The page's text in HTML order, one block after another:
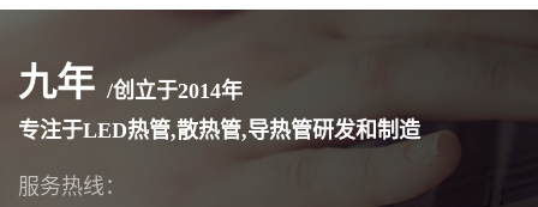
九年 /创立于2014年
专注于LED热管,散热管,导热管研发和制造
服务热线：